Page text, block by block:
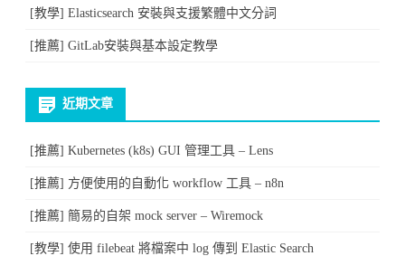
[教學] Elasticsearch 安裝與支援繁體中文分詞
[推薦] GitLab安裝與基本設定教學
近期文章
[推薦] Kubernetes (k8s) GUI 管理工具 – Lens
[推薦] 方便使用的自動化 workflow 工具 – n8n
[推薦] 簡易的自架 mock server – Wiremock
[教學] 使用 filebeat 將檔案中 log 傳到 Elastic Search